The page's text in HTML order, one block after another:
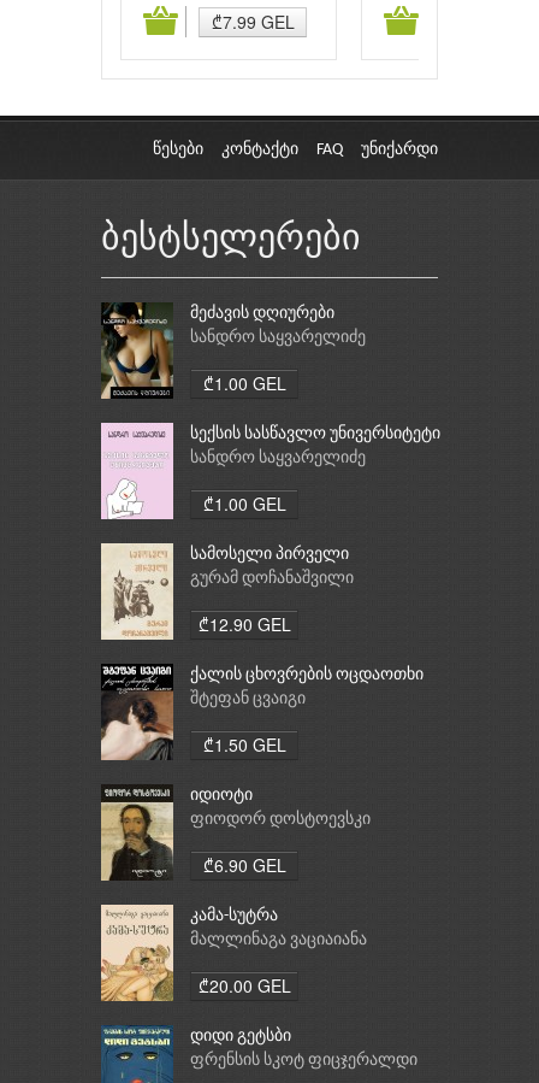
₾7.99 GEL
კალათაში დამატება კალათაში
წესები კონტაქტი FAQ უნიქარდი
ბესტსელერები
მეძავის დღიურები
სანდრო საყვარელიძე
₾1.00 GEL
სექსის სასწავლო უნივერსიტეტი
სანდრო საყვარელიძე
₾1.00 GEL
სამოსელი პირველი
გურამ დოჩანაშვილი
₾12.90 GEL
ქალის ცხოვრების ოცდაოთხი
საათი
შტეფან ცვაიგი
₾1.50 GEL
იდიოტი
ფიოდორ დოსტოევსკი
₾6.90 GEL
კამა-სუტრა
მალლინაგა ვაციაიანა
₾20.00 GEL
დიდი გეტსბი
ფრენსის სკოტ ფიცჯერალდი